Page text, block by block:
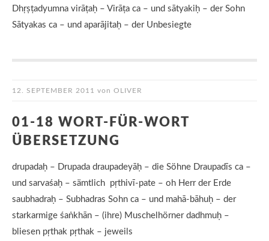
Dhṛṣṭadyumna virāṭaḥ – Virāṭa ca – und sātyakiḥ – der Sohn
Sātyakas ca – und aparājitaḥ – der Unbesiegte
12. SEPTEMBER 2011 von OLIVER
01-18 WORT-FÜR-WORT
ÜBERSETZUNG
drupadaḥ – Drupada draupadeyāḥ – die Söhne Draupadīs ca –
und sarvaśaḥ – sämtlich pṛthivī-pate – oh Herr der Erde
saubhadraḥ – Subhadras Sohn ca – und mahā-bāhuḥ – der
starkarmige śaṅkhān – (ihre) Muschelhörner dadhmuḥ –
bliesen pṛthak pṛthak – jeweils